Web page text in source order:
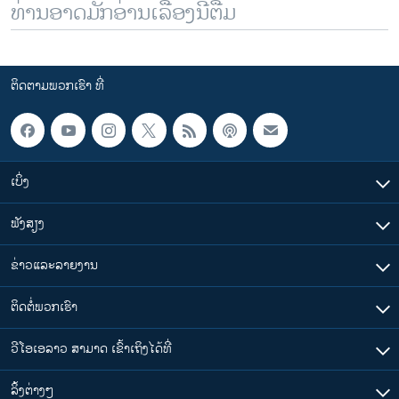
ທ່ານອາດມັກອ່ານເລື້ອງນີ້ຕື່ມ
ຕິດຕາມພວກເຮົາ ທີ່
ເບິ່ງ
ຟັງສຽງ
ຂ່າວແລະລາຍງານ
ຕິດຕໍ່ພວກເຮົາ
ວີໂອເອລາວ ສາມາດ ເຂົ້າເຖິງໄດ້ທີ່
​ລິ້ງ​ຕ່າງໆ